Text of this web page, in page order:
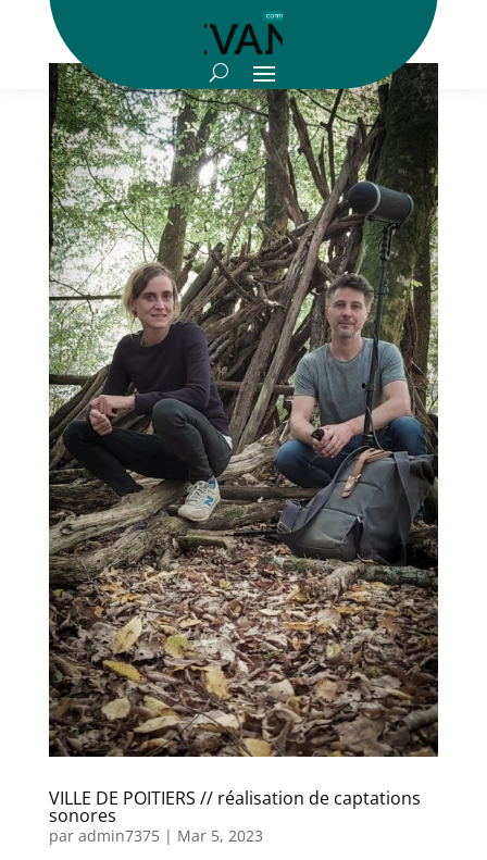
VILLE DE POITIERS // réalisation de captations
sonores
par admin7375| Mar 5, 2023